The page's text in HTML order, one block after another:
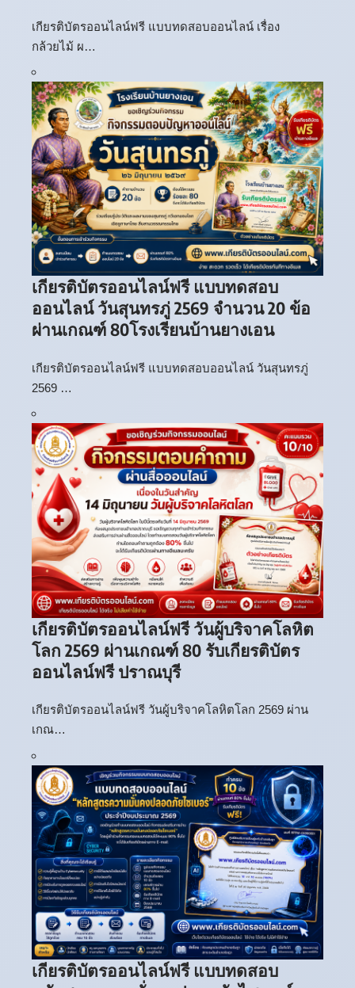
เกียรติบัตรออนไลน์ฟรี แบบทดสอบออนไลน์ เรื่อง
กล้วยไม้ ผ…
เกียรติบัตรออนไลน์ฟรี แบบทดสอบ
ออนไลน์ วันสุนทรภู่ 2569 จำนวน 20 ข้อ
ผ่านเกณฑ์ 80โรงเรียนบ้านยางเอน
เกียรติบัตรออนไลน์ฟรี แบบทดสอบออนไลน์ วันสุนทรภู่
2569 …
เกียรติบัตรออนไลน์ฟรี วันผู้บริจาคโลหิต
โลก 2569 ผ่านเกณฑ์ 80 รับเกียรติบัตร
ออนไลน์ฟรี ปราณบุรี
เกียรติบัตรออนไลน์ฟรี วันผู้บริจาคโลหิตโลก 2569 ผ่าน
เกณ…
เกียรติบัตรออนไลน์ฟรี แบบทดสอบ